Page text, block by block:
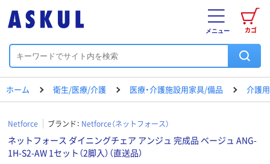
カゴ
メニュー
ホーム 衛生/医療/介護 医療・介護施設用家具/備品 介護
Netforce ブランド： Netforce（ネットフォース）
ネットフォース ダイニングチェア アンジュ 完成品 ベージュ ANG-
1H-S2-AW 1セット（2脚入）（直送品）